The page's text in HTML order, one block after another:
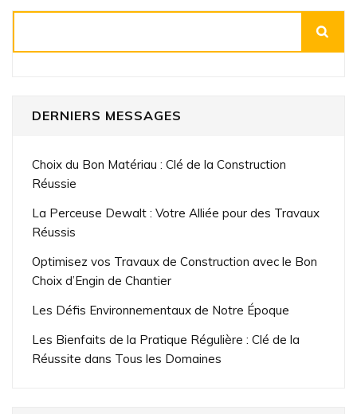
publications
DERNIERS MESSAGES
Choix du Bon Matériau : Clé de la Construction
Réussie
La Perceuse Dewalt : Votre Alliée pour des Travaux
Réussis
Optimisez vos Travaux de Construction avec le Bon
Choix d’Engin de Chantier
Les Défis Environnementaux de Notre Époque
Les Bienfaits de la Pratique Régulière : Clé de la
Réussite dans Tous les Domaines